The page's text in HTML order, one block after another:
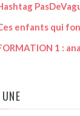
enfants qui
1 :